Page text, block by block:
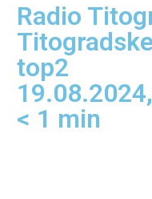
Radio
top2
< 1 min